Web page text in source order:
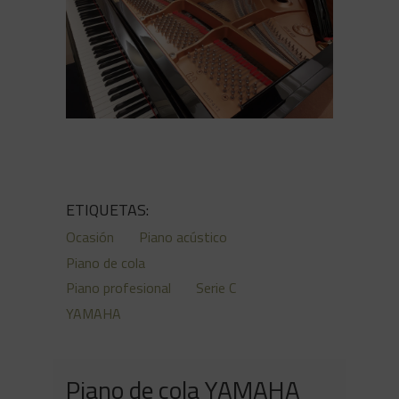
ETIQUETAS:
Ocasión
Piano acústico
Piano de cola
Piano profesional
Serie C
YAMAHA
Piano de cola YAMAHA